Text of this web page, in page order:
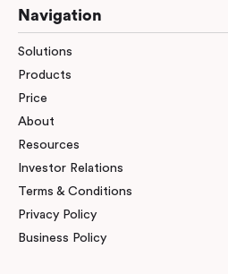
Navigation
Solutions
Products
Price
About
Resources
Investor Relations
Terms & Conditions
Privacy Policy
Business Policy